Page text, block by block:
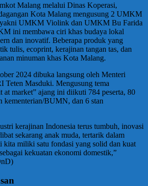
Malang melalui Dinas Koperasi,
Kota Malang mengusung 2 UMKM
UMKM Violink dan UMKM Bu Farida
ini membawa ciri khas budaya lokal
dan inovatif. Beberapa produk yang
tulis, ecoprint, kerajinan tangan tas, dan
minuman khas Kota Malang.
2024 dibuka langsung oleh Menteri
Teten Masduki. Mengusung tema
at market” ajang ini diikuti 784 peserta, 80
kementerian/BUMN, dan 6 stan
kerajinan Indonesia terus tumbuh, inovasi
sekarang anak muda, tertarik dalam
miliki satu fondasi yang solid dan kuat
kekuatan ekonomi domestik,”